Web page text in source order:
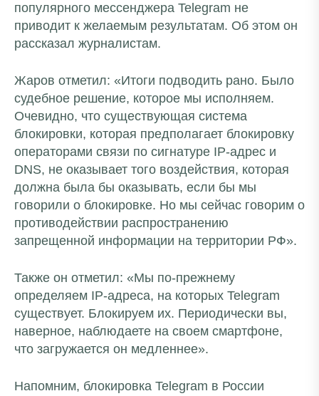
популярного мессенджера Telegram не
приводит к желаемым результатам. Об этом он
рассказал журналистам.
Жаров отметил: «Итоги подводить рано. Было
судебное решение, которое мы исполняем.
Очевидно, что существующая система
блокировки, которая предполагает блокировку
операторами связи по сигнатуре IP-адрес и
DNS, не оказывает того воздействия, которая
должна была бы оказывать, если бы мы
говорили о блокировке. Но мы сейчас говорим о
противодействии распространению
запрещенной информации на территории РФ».
Также он отметил: «Мы по-прежнему
определяем IP-адреса, на которых Telegram
существует. Блокируем их. Периодически вы,
наверное, наблюдаете на своем смартфоне,
что загружается он медленнее».
Напомним, блокировка Telegram в России